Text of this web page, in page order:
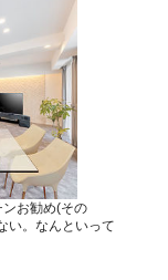
お勧め(その
い。なんといって